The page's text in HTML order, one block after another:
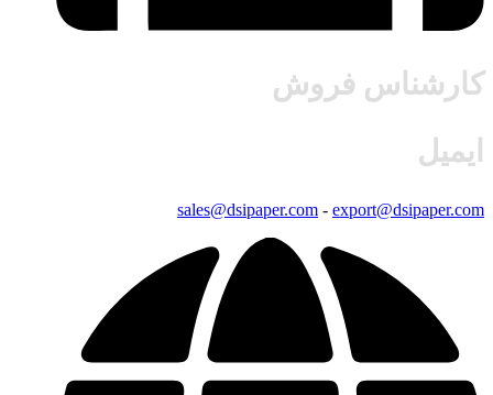
کارشناس فروش
ایمیل
sales@dsipaper.com - export@dsipaper.com